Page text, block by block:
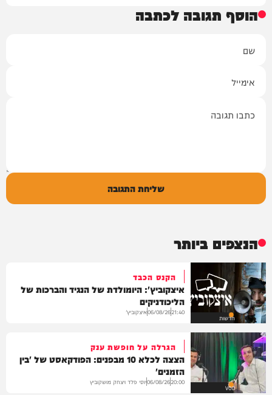
הוסף תגובה לכתבה
שליחת התגובה
הנצפים ביותר
חדשות
הקנס הכבד
איצקוביץ': היומולדת של הנגיד והברכות של
הליכודניקים
21:40
06/08/26איצקוביץ'
VOD
הגרלה על חופשת ענק
הצצה לכלא 10 מבפנים: הפודקאסט של 'בין
הזמנים'
20:00
06/08/26יוסי פלד ויצחק מושקוביץ